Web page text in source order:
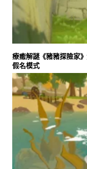
療癒解謎《豬豬探險家
假名模式